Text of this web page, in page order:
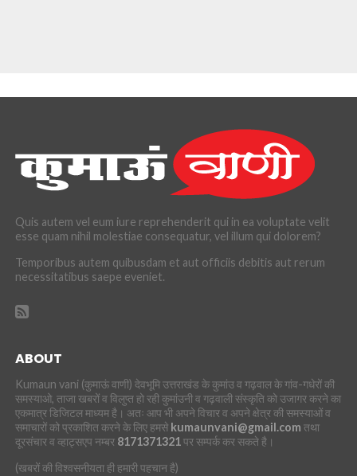
Quis autem vel eum iure reprehenderit qui in ea voluptate velit
esse quam nihil molestiae consequatur, vel illum qui dolorem?
Temporibus autem quibusdam et aut officiis debitis aut rerum
necessitatibus saepe eveniet.
ABOUT
Kumaun vani (कुमाऊं वाणी) देवभूमि उत्तराखंड के कुमांउ व गढ़वाल के गांव-गधेरों की
समस्याओ, ताजा खबरों व विलुप्त हो रही कुमांउनी व गढ़वाली संस्कृति को उजागर करने का
एकमात्र डिजिटल माध्यम है। अतः आप भी अपने विचार व अपने क्षेत्र की समस्याओं व
समाचारों को प्रकाशित करने के लिए हमसे kumaunvani@gmail.com तथा
दूरसंचार व व्हाट्सएप नम्बर 8171371321पर सम्पर्क कर सकते है।
(खबरों की विश्वसनीयता ही हमारी पहचान है)